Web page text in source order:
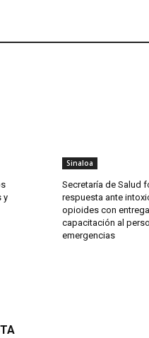
y
Sinaloa
Secretaría de Salud
respuesta ante
opioides con
capacitación al
emergencias